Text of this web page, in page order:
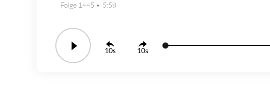
Folge 1445 5:58
10 10